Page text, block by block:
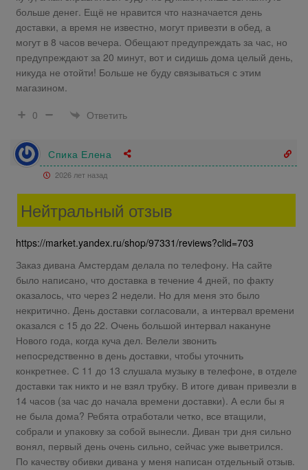
больше денег. Ещё не нравится что назначается день
доставки, а время не известно, могут привезти в обед, а
могут в 8 часов вечера. Обещают предупреждать за час, но
предупреждают за 20 минут, вот и сидишь дома целый день,
никуда не отойти! Больше не буду связываться с этим
магазином.
0
Ответить
Спика Елена
2026 лет назад
Нейтральный отзыв
https://market.yandex.ru/shop/97331/reviews?clid=703
Заказ дивана Амстердам делала по телефону. На сайте
было написано, что доставка в течение 4 дней, по факту
оказалось, что через 2 недели. Но для меня это было
некритично. День доставки согласовали, а интервал времени
оказался с 15 до 22. Очень большой интервал накануне
Нового года, когда куча дел. Велели звонить
непосредственно в день доставки, чтобы уточнить
конкретнее. С 11 до 13 слушала музыку в телефоне, в отделе
доставки так никто и не взял трубку. В итоге диван привезли в
14 часов (за час до начала времени доставки). А если бы я
не была дома? Ребята отработали четко, все втащили,
собрали и упаковку за собой вынесли. Диван три дня сильно
вонял, первый день очень сильно, сейчас уже выветрился.
По качеству обивки дивана у меня написан отдельный отзыв.